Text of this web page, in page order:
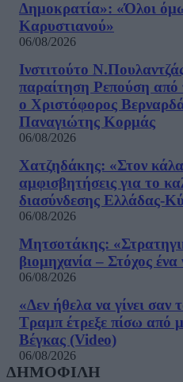
Δημοκρατία»: «Όλοι
Καρυστιανού»
06/08/2026
Ινστιτούτο
παραίτηση Ρεπούση
ο Χριστόφορος
Παναγιώτης Κορμάς
06/08/2026
Χατζηδάκης: «Στον
αμφισβητήσεις για το
διασύνδεσης Ελλάδας-
06/08/2026
Μητσοτάκης:
βιομηχανία – Στόχος
06/08/2026
«Δεν ήθελα να γίνει
Τραμπ έτρεξε πίσω από
Βέγκας (Video)
06/08/2026
ΔΗΜΟΦΙΛΗ